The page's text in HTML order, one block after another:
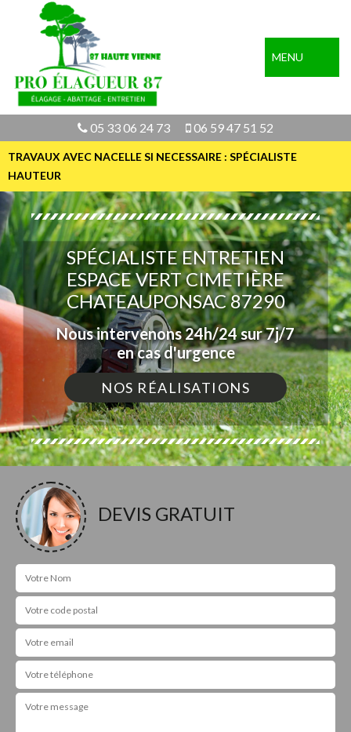
MENU
05 33 06 24 73 06 59 47 51 52
TRAVAUX AVEC NACELLE SI NECESSAIRE : SPÉCIALISTE
HAUTEUR
SPÉCIALISTE ENTRETIEN
ESPACE VERT CIMETIÈRE
CHATEAUPONSAC 87290
Nous intervenons 24h/24 sur 7j/7
en cas d'urgence
NOS RÉALISATIONS
DEVIS GRATUIT